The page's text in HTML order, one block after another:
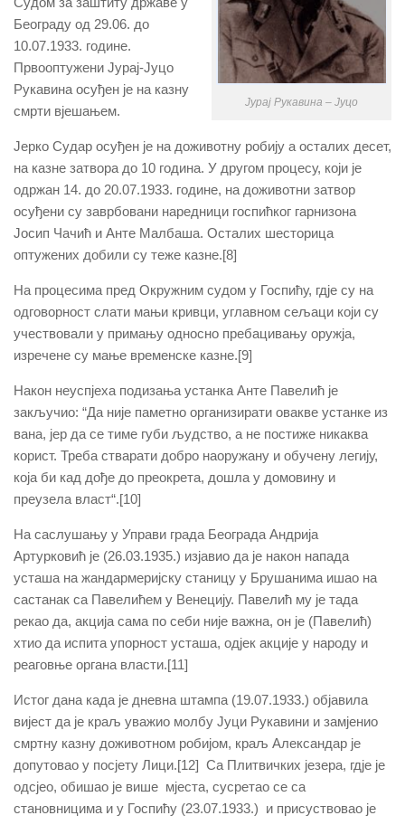
Јурај Рукавина – Јуцо
Београду од 29.06. до
10.07.1933. године.
Првооптужени Јурај-Јуцо
Рукавина осуђен је на казну
смрти вјешањем.
Јерко Судар осуђен је на доживотну робију а осталих десет,
на казне затвора до 10 година. У другом процесу, који је
одржан 14. до 20.07.1933. године, на доживотни затвор
осуђени су заврбовани наредници госпићког гарнизона
Јосип Чачић и Анте Малбаша. Осталих шесторица
оптужених добили су теже казне.[8]
На процесима пред Окружним судом у Госпићу, гдје су на
одговорност слати мањи кривци, углавном сељаци који су
учествовали у примању односно пребацивању оружја,
изречене су мање временске казне.[9]
Након неуспјеха подизања устанка Анте Павелић је
закључио: “Да није паметно организирати овакве устанке из
вана, јер да се тиме губи људство, а не постиже никаква
корист. Треба стварати добро наоружану и обучену легију,
која би кад дође до преокрета, дошла у домовину и
преузела власт“.[10]
На саслушању у Управи града Београда Андрија
Артурковић је (26.03.1935.) изјавио да је након напада
усташа на жандармеријску станицу у Брушанима ишао на
састанак са Павелићем у Венецију. Павелић му је тада
рекао да, акција сама по себи није важна, он је (Павелић)
хтио да испита упорност усташа, одјек акције у народу и
реаговње органа власти.[11]
Истог дана када је дневна штампа (19.07.1933.) објавила
вијест да је краљ уважио молбу Јуци Рукавини и замјенио
смртну казну доживотном робијом, краљ Александар је
допутовао у посјету Лици.[12] Са Плитвичких језера, гдје је
одсјео, обишао је више мјеста, сусретао се са
становницима и у Госпићу (23.07.1933.) и присуствовао је